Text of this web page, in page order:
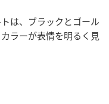
は、ブラックとゴール
ラーが表情を明るく見